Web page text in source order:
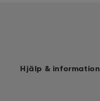
Hjälp & information